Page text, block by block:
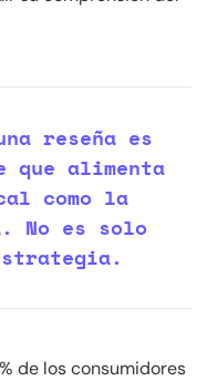
reseña es
que alimenta
como la
No es solo
de los consumidores